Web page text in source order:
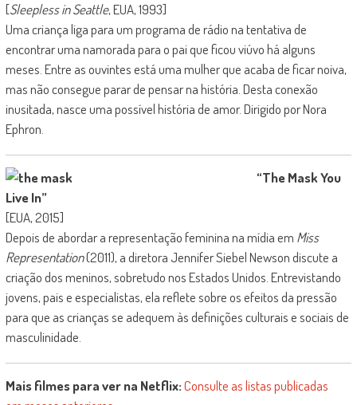
[Sleepless in Seattle, EUA, 1993]
Uma criança liga para um programa de rádio na tentativa de
encontrar uma namorada para o pai que ficou viúvo há alguns
meses. Entre as ouvintes está uma mulher que acaba de ficar noiva,
mas não consegue parar de pensar na história. Desta conexão
inusitada, nasce uma possível história de amor. Dirigido por Nora
Ephron.
“The Mask You
Live In”
[EUA, 2015]
Depois de abordar a representação feminina na mídia em Miss
Representation(2011), a diretora Jennifer Siebel Newson discute a
criação dos meninos, sobretudo nos Estados Unidos. Entrevistando
jovens, pais e especialistas, ela reflete sobre os efeitos da pressão
para que as crianças se adequem às definições culturais e sociais de
masculinidade.
Mais filmes para ver na Netflix:Consulte as listas publicadas